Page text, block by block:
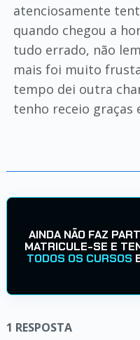
atenciosamente
quando chegou a
tudo errado, não
mais foi muito
tempo dei outra
tenho receio graças
AINDA NÃO FAZ
MATRICULE-SE E
TODOS OS CURSOS
1 RESPOSTA